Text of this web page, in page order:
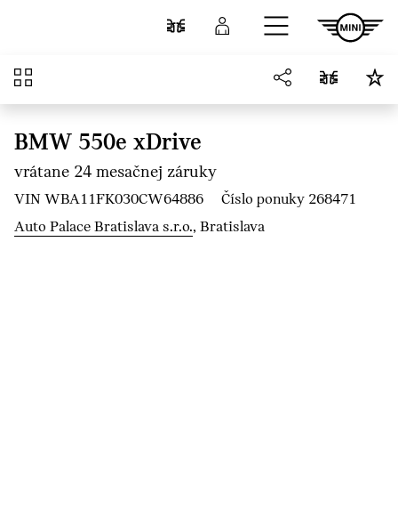
Porovnať Prihlásenie
Prehľad
BMW 550e xDrive
vrátane 24 mesačnej záruky
VIN WBA11FK030CW64886
Číslo ponuky 268471
Auto Palace Bratislava s.r.o., Bratislava